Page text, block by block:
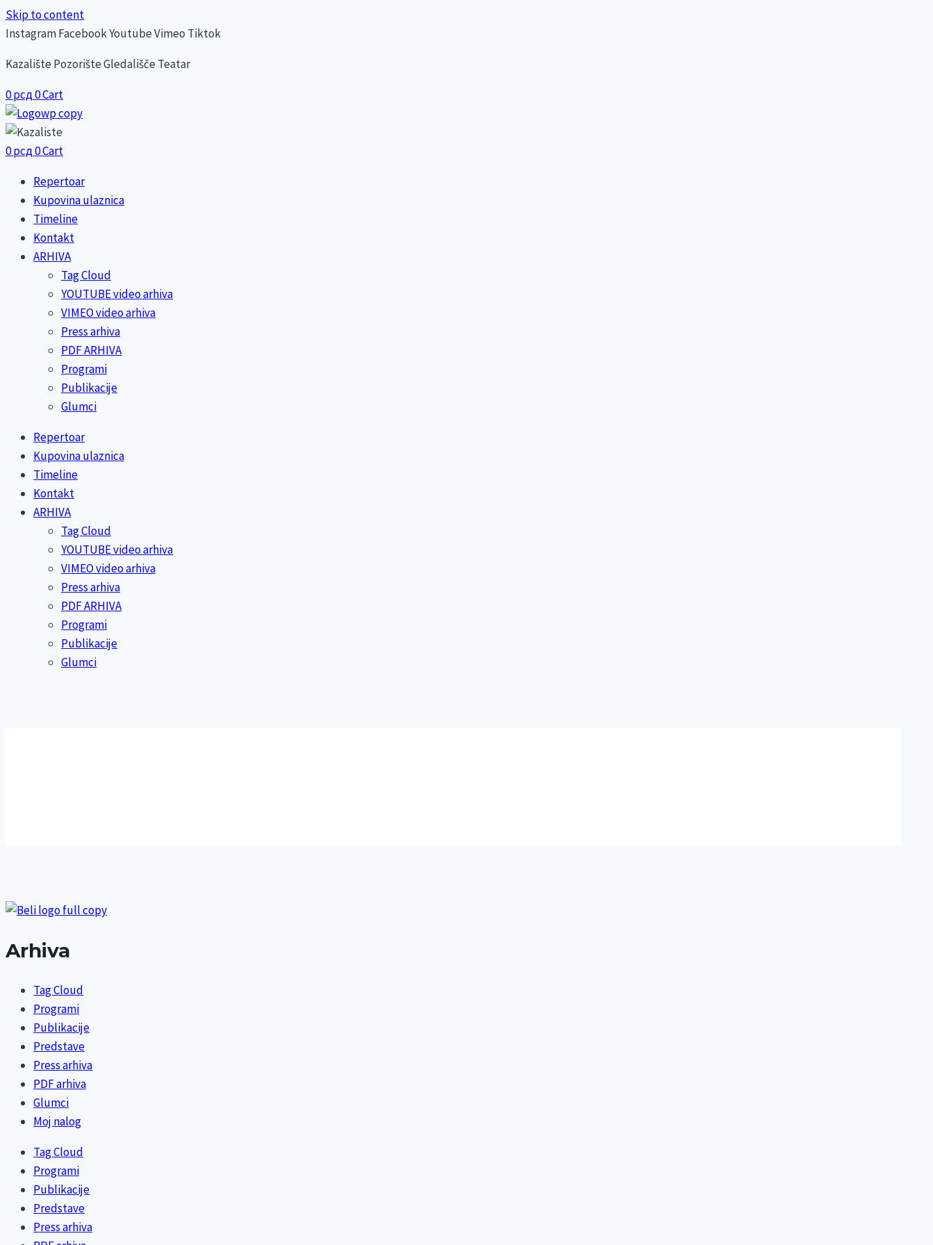
Skip to content
InstagramFacebookYoutubeVimeo Tiktok
Kazalište Pozorište Gledališče Teatar
0рсд0Cart
0рсд0Cart
Repertoar
Kupovina ulaznica
Timeline
Kontakt
ARHIVA
Tag Cloud
YOUTUBE video arhiva
VIMEO video arhiva
Press arhiva
PDF ARHIVA
Programi
Publikacije
Glumci
Repertoar
Kupovina ulaznica
Timeline
Kontakt
ARHIVA
Tag Cloud
YOUTUBE video arhiva
VIMEO video arhiva
Press arhiva
PDF ARHIVA
Programi
Publikacije
Glumci
Arhiva
Tag Cloud
Programi
Publikacije
Predstave
Press arhiva
PDF arhiva
Glumci
Moj nalog
Tag Cloud
Programi
Publikacije
Predstave
Press arhiva